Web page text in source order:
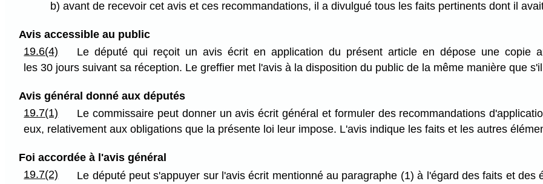
b) avant de recevoir cet avis et ces recommandations, il a divulgué tous les faits pertinents dont il
Avis accessible au public
19.6(4)
Le député qui reçoit un avis écrit en application du présent article en dépose une copie
les 30 jours suivant sa réception. Le greffier met l'avis à la disposition du public de la même manière que
Avis général donné aux députés
19.7(1)
Le commissaire peut donner un avis écrit général et formuler des recommandations
eux, relativement aux obligations que la présente loi leur impose. L'avis indique les faits et les autres
Foi accordée à l'avis général
19.7(2)
Le député peut s'appuyer sur l'avis écrit mentionné au paragraphe (1) à l'égard des faits et